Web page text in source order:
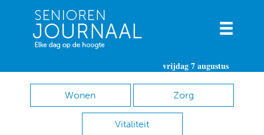
vrijdag 7 augustus
Wonen Zorg
Vitaliteit